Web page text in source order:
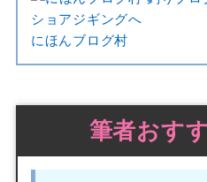
にほんブログ村
筆者おす